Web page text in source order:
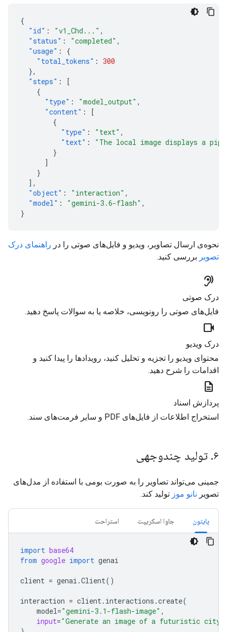
"id"
: "v1_Chd..."
"status"
: "completed"
"usage"
:
"total_tokens" : 300
"steps"
:
"type"
: "model_output"
"content"
:
"type"
: "text"
"text"
: "The local image displays a
"object"
: "interaction"
"model"
: "gemini-3.6-flash"
نحوه‌ی ارسال تصاویر، ویدیو و فایل‌های صوتی را درراهنمای درک
تصویربررسی کنید.
hearing
درک صوتی
فایل‌های صوتی را رونویسی، خلاصه یا به سوالات پاسخ دهید.
videocam
درک ویدیو
محتوای ویدیو را تجزیه و تحلیل کنید، رویدادها را پیدا کنید و
اقدامات را شرح دهید.
description
پردازش اسناد
استخراج اطلاعات از فایل‌های PDF و سایر فرمت‌های سند.
جمینی می‌تواند تصاویر را به صورت بومی با استفاده از مدل‌های
تصویرنانو موزتولید کند.
پایتون جاوا اسکریپت استراحت
import base64
from google import genai
client = genai.Client
interaction = client.interactions.create
model="gemini-3.1-flash-image"
input="Generate an image of a futuristic